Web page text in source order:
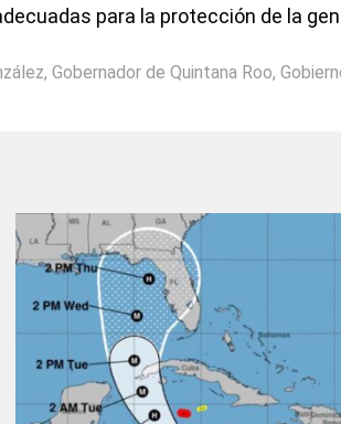
para la protección de la
, Gobernador de Quintana Roo,